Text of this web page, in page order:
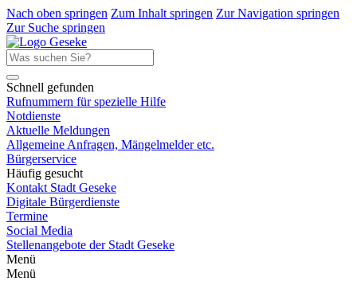
Nach oben springen Zum Inhalt springen Zur Navigation springen
Zur Suche springen
Schnell gefunden
Rufnummern für spezielle Hilfe
Notdienste
Aktuelle Meldungen
Allgemeine Anfragen, Mängelmelder etc.
Bürgerservice
Häufig gesucht
Kontakt Stadt Geseke
Digitale Bürgerdienste
Termine
Social Media
Stellenangebote der Stadt Geseke
Menü
Menü